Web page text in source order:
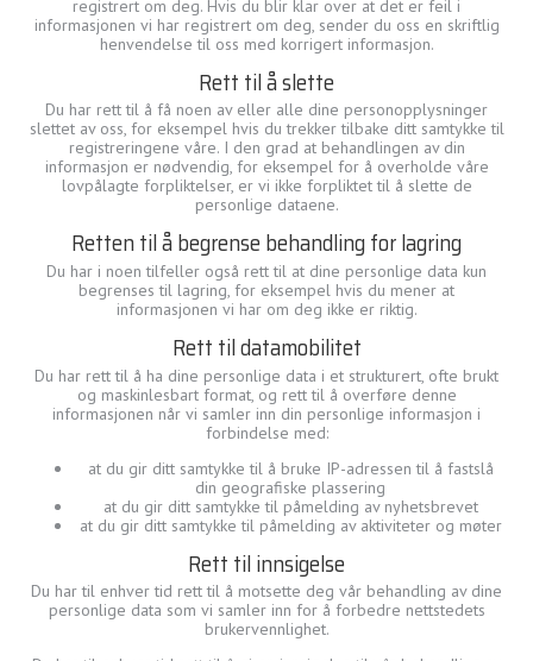
registrert om deg. Hvis du blir klar over at det er feil i
informasjonen vi har registrert om deg, sender du oss en skriftlig
henvendelse til oss med korrigert informasjon.
Rett til å slette
Du har rett til å få noen av eller alle dine personopplysninger
slettet av oss, for eksempel hvis du trekker tilbake ditt samtykke til
registreringene våre. I den grad at behandlingen av din
informasjon er nødvendig, for eksempel for å overholde våre
lovpålagte forpliktelser, er vi ikke forpliktet til å slette de
personlige dataene.
Retten til å begrense behandling for lagring
Du har i noen tilfeller også rett til at dine personlige data kun
begrenses til lagring, for eksempel hvis du mener at
informasjonen vi har om deg ikke er riktig.
Rett til datamobilitet
Du har rett til å ha dine personlige data i et strukturert, ofte brukt
og maskinlesbart format, og rett til å overføre denne
informasjonen når vi samler inn din personlige informasjon i
forbindelse med:
at du gir ditt samtykke til å bruke IP-adressen til å fastslå
din geografiske plassering
at du gir ditt samtykke til påmelding av nyhetsbrevet
at du gir ditt samtykke til påmelding av aktiviteter og møter
Rett til innsigelse
Du har til enhver tid rett til å motsette deg vår behandling av dine
personlige data som vi samler inn for å forbedre nettstedets
brukervennlighet.